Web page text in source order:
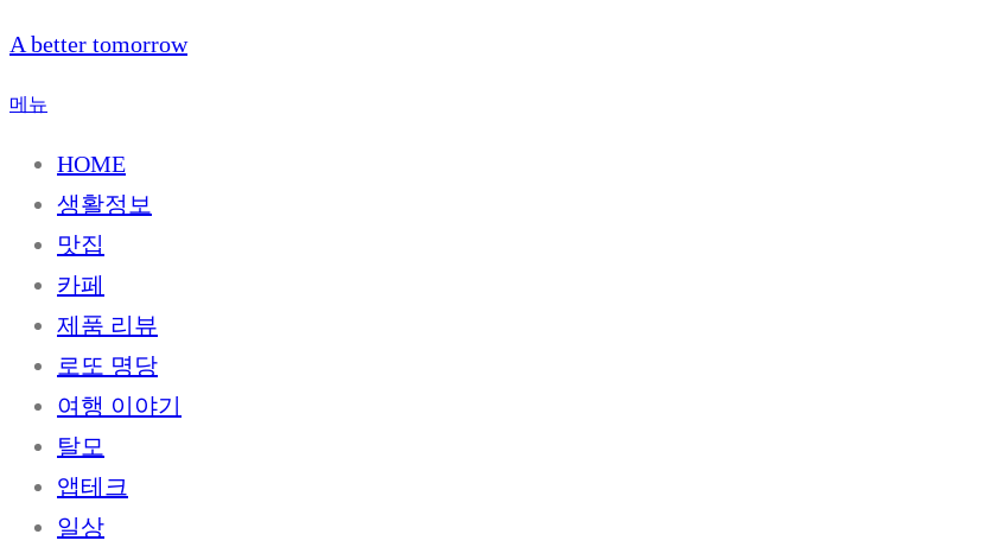
내
으
A better tomorrow
메뉴
HOME
생활정보
맛집
카페
제품 리뷰
로또 명당
여행 이야기
탈모
앱테크
일상